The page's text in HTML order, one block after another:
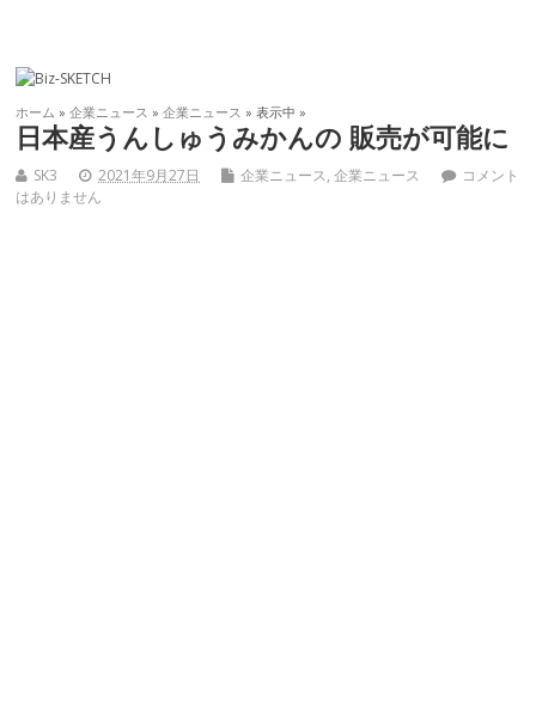
ホーム »企業ニュース »企業ニュース » 表示中 »
日本産うんしゅうみかんの 販売が可能に
SK3 2021年9月27日 企業ニュース,企業ニュース
コメント
はありません